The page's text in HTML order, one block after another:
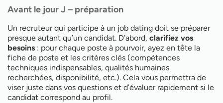
Avant le jour J – préparation
Un recruteur qui participe à un job dating doit se préparer
presque autant qu’un candidat. D’abord, clarifiez vos
besoins : pour chaque poste à pourvoir, ayez en tête la
fiche de poste et les critères clés (compétences
techniques indispensables, qualités humaines
recherchées, disponibilité, etc.). Cela vous permettra de
viser juste dans vos questions et d’évaluer rapidement si le
candidat correspond au profil.